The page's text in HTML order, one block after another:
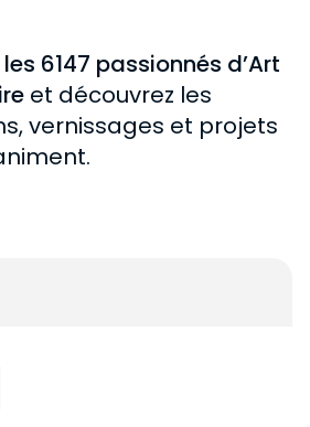
6147 passionnés d’Art
et découvrez les
vernissages et projets